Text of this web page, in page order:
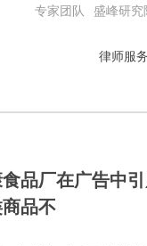
专家团队 盛峰研究
律师服务
品厂在广告中
商品不